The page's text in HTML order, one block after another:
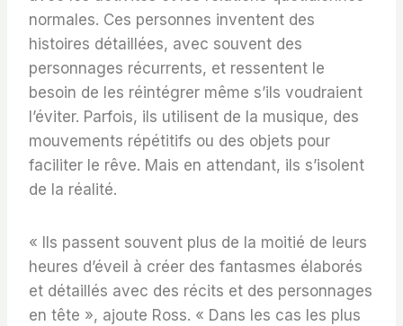
normales. Ces personnes inventent des
histoires détaillées, avec souvent des
personnages récurrents, et ressentent le
besoin de les réintégrer même s’ils voudraient
l’éviter. Parfois, ils utilisent de la musique, des
mouvements répétitifs ou des objets pour
faciliter le rêve. Mais en attendant, ils s’isolent
de la réalité.
« Ils passent souvent plus de la moitié de leurs
heures d’éveil à créer des fantasmes élaborés
et détaillés avec des récits et des personnages
en tête », ajoute Ross. « Dans les cas les plus